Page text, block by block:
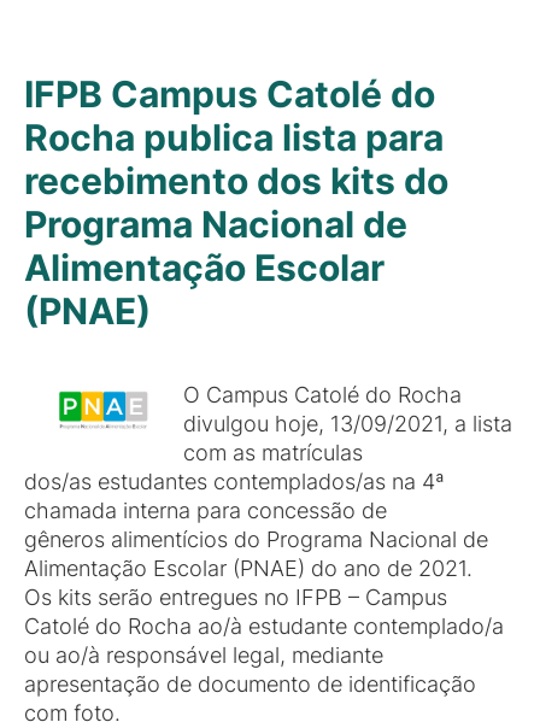
IFPB Campus Catolé do
Rocha publica lista para
recebimento dos kits do
Programa Nacional de
Alimentação Escolar
(PNAE)
O Campus Catolé do Rocha
divulgou hoje, 13/09/2021, a lista
com as matrículas
dos/as estudantes contemplados/as na 4ª
chamada interna para concessão de
gêneros alimentícios do Programa Nacional de
Alimentação Escolar (PNAE) do ano de 2021.
Os kits serão entregues no IFPB – Campus
Catolé do Rocha ao/à estudante contemplado/a
ou ao/à responsável legal, mediante
apresentação de documento de identificação
com foto.